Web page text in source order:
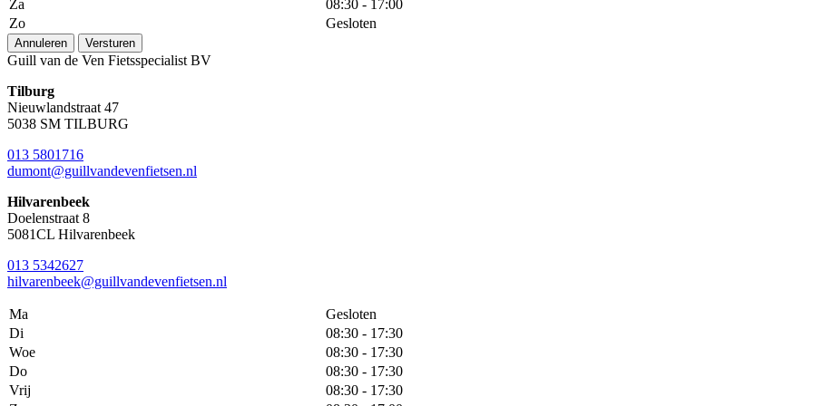
Za
08:30 - 17:00
Zo
Gesloten
Annuleren Versturen
Guill van de Ven Fietsspecialist BV
Tilburg
Nieuwlandstraat 47
5038 SM TILBURG
013 5801716
dumont@guillvandevenfietsen.nl
Hilvarenbeek
Doelenstraat 8
5081CL Hilvarenbeek
013 5342627
hilvarenbeek@guillvandevenfietsen.nl
Ma
Gesloten
Di
08:30 - 17:30
Woe
08:30 - 17:30
Do
08:30 - 17:30
Vrij
08:30 - 17:30